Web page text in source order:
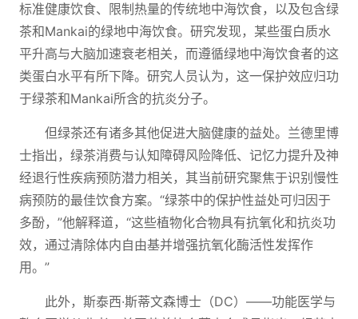
标准健康饮食、限制热量的传统地中海饮食，以及包含绿
茶和Mankai的绿地中海饮食。研究发现，某些蛋白质水
平升高与大脑加速衰老相关，而遵循绿地中海饮食者的这
类蛋白水平有所下降。研究人员认为，这一保护效应归功
于绿茶和Mankai所含的抗炎分子。
但绿茶还有诸多其他促进大脑健康的益处。兰德里博
士指出，绿茶消费与认知障碍风险降低、记忆力提升及神
经退行性疾病预防潜力相关，其当前研究聚焦于识别慢性
病预防的最佳饮食方案。“绿茶中的保护性益处可归因于
多酚，”他解释道，“这些植物化合物具有抗氧化和抗炎功
效，通过清除体内自由基并增强抗氧化酶活性发挥作
用。”
此外，斯泰西·斯蒂文森博士（DC）——功能医学与